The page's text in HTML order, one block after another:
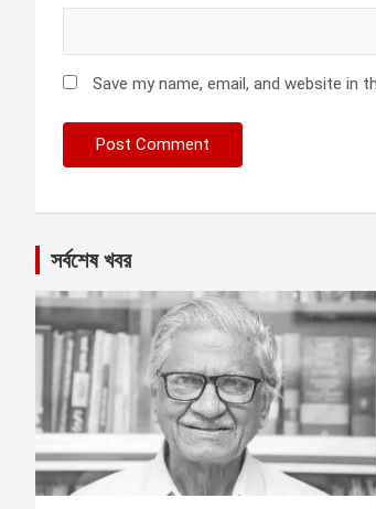
Save my name, email, and website
সর্বশেষ খবর